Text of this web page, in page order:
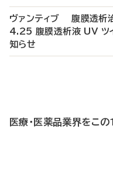
ヴァンティブ 腹膜透析
4.25 腹膜透析液 UV ツ
知らせ
医療・医薬品業界をこの